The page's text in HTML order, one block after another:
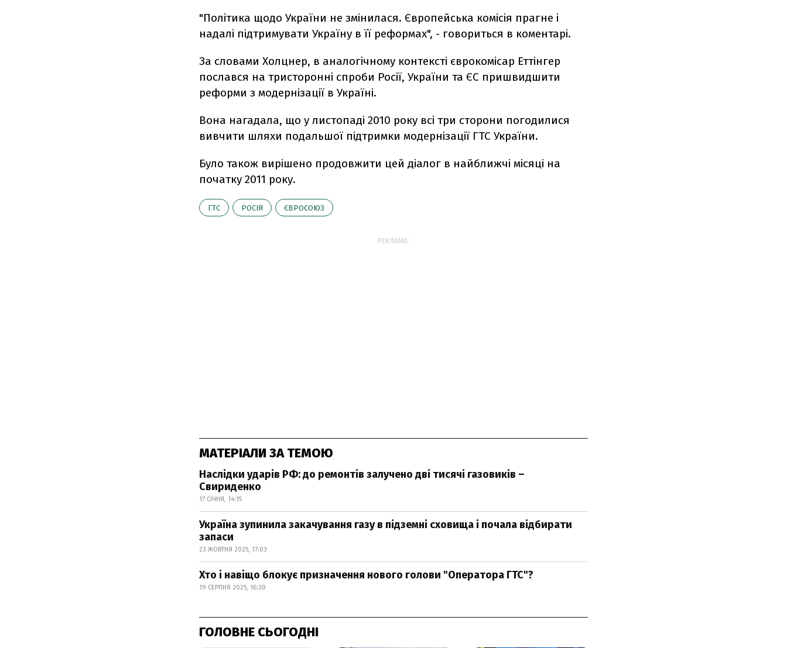
"Політика щодо України не змінилася. Європейська комісія прагне і
надалі підтримувати Україну в її реформах", - говориться в коментарі.
За словами Холцнер, в аналогічному контексті єврокомісар Еттінгер
послався на тристоронні спроби Росії, України та ЄС пришвидшити
реформи з модернізації в Україні.
Вона нагадала, що у листопаді 2010 року всі три сторони погодилися
вивчити шляхи подальшої підтримки модернізації ГТС України.
Було також вирішено продовжити цей діалог в найближчі місяці на
початку 2011 року.
ГТС РОСІЯ ЄВРОСОЮЗ
РЕКЛАМА:
МАТЕРІАЛИ ЗА ТЕМОЮ
Наслідки ударів РФ: до ремонтів залучено дві тисячі газовиків –
Свириденко
17 СІЧНЯ, 14:15
Україна зупинила закачування газу в підземні сховища і почала відбирати
запаси
23 ЖОВТНЯ 2025, 17:03
Хто і навіщо блокує призначення нового голови "Оператора ГТС"?
19 СЕРПНЯ 2025, 16:30
ГОЛОВНЕ СЬОГОДНІ